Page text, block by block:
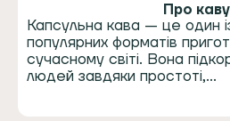
Про каву
Капсульна кава — це один
популярних форматів
сучасному світі. Вона
людей завдяки простоті,…